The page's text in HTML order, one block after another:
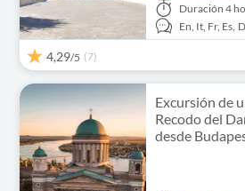
Duración 4
En, It, Fr, Es,
4,29/5 (7)
Excursión de
Recodo del
desde